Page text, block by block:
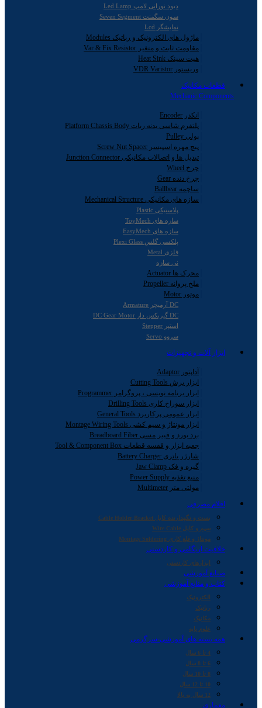
دیود نورانی لامپ Led Lamp
سون سگمنت Seven Segment
نمایشگر Lcd
ماژول های الکترونیک و رباتیک Modules
مقاومت ثابت و متغیر Var & Fix Resistor
هیت سینک Heat Sink
وریستور VDR Varistor
قطعات مکانیک
Mechanic Components
انکدر Encoder
پلتفرم شاسی بدنه ربات Platform Chassis Body
پولی Pulley
پیچ مهره اسپیسر Screw Nut Spacer
تبدیل ها و اتصالات مکانیکی Junction Connector
چرخ Wheel
چرخ دنده Gear
ساچمه Ballbear
سازه های مکانیکی Mechanical Structure
پلاستیکی Plastic
سازه های ToyMech
سازه های EasyMech
پلکسی گلس Plexi Glass
فلزی Metal
نی سازه
محرک ها Actuator
ملخ پروانه Propeller
موتور Motor
DC آرمیچر Armature
DC گیربکس دار DC Gear Motor
استپر Stepper
سروو Servo
ابزار آلات و تجهیزات
آداپتور Adaptor
ابزار برش Cutting Tools
ابزار برنامه نویسی ، پروگرامر Programmer
ابزار سوراخ کاری Drilling Tools
ابزار عمومی پرکاربرد General Tools
ابزار مونتاژ و سیم کشی Montage Wiring Tools
برد بورد و فیبر مسی Breadboard Fiber
جعبه ابزار و قفسه قطعات Tool & Component Box
شارژر باتری Battery Charger
گیره و فک Jaw Clamp
منبع تغذیه Power Supply
مولتی متر Multimeter
اقلام مصرفی
بست و نگهدارنده کابل Cable Holder Bracket
سیم و کابل Wire Cable
مونتاژ و قلع کاری Montage Soldering
خلاقیت اریگامی و کاردستی
ابزارهای کاردستی
صنایع آموزشی
کتاب و منابع آموزشی
الکترونیک
رباتیک
مکانیک
علوم پایه
همه بسته های آموزشی-سرگرمی
4 تا 6 سال
6 تا 8 سال
8 تا 10 سال
10 تا 12 سال
12 سال به بالا
معماری